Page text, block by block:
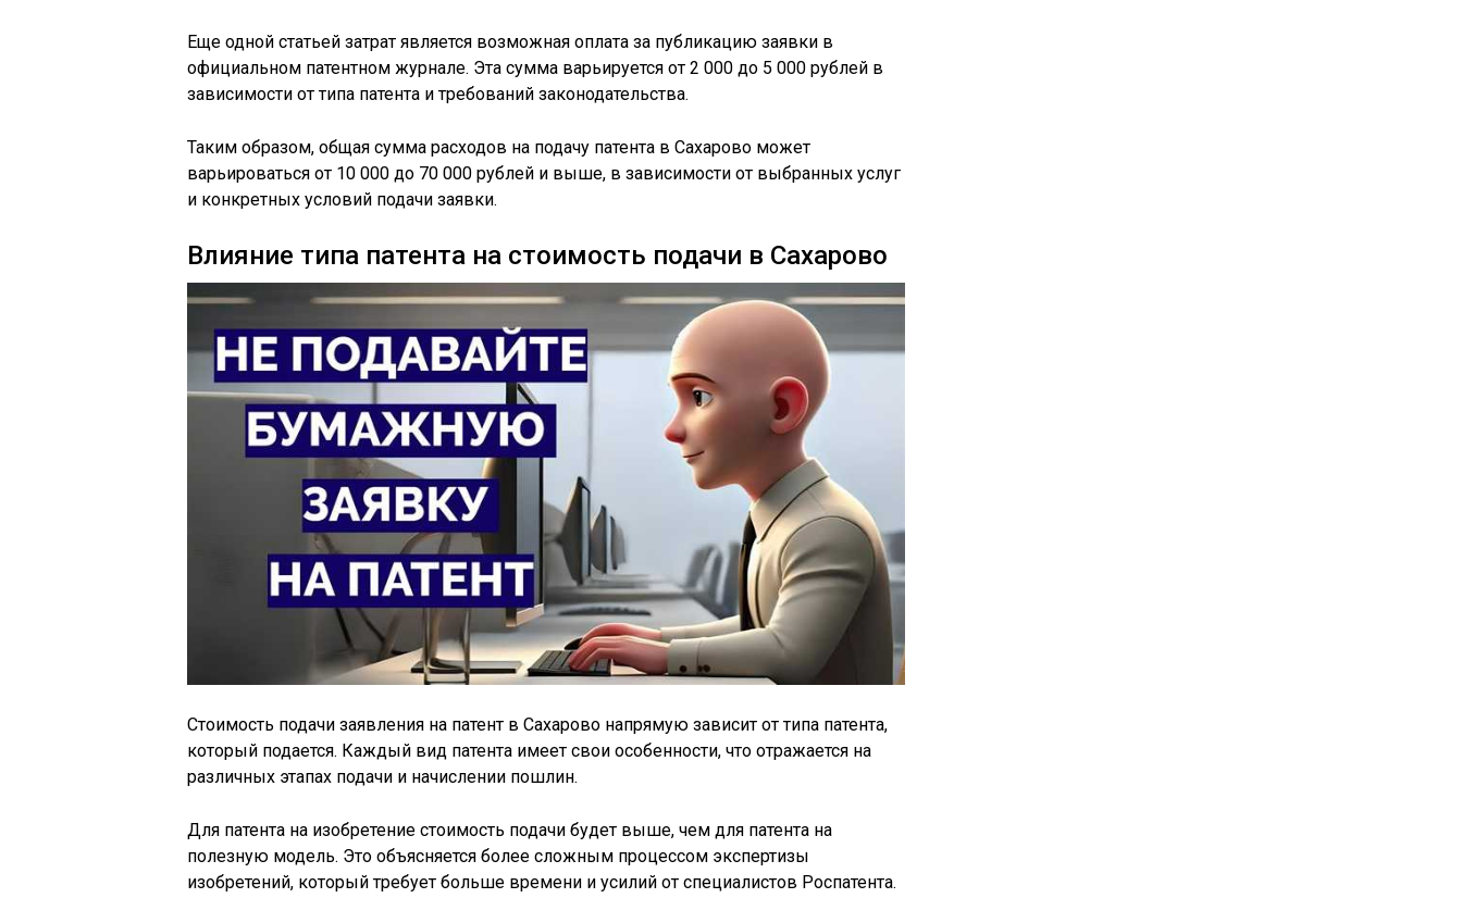
Еще одной статьей затрат является возможная оплата за публикацию заявки в
официальном патентном журнале. Эта сумма варьируется от 2 000 до 5 000 рублей в
зависимости от типа патента и требований законодательства.
Таким образом, общая сумма расходов на подачу патента в Сахарово может
варьироваться от 10 000 до 70 000 рублей и выше, в зависимости от выбранных услуг
и конкретных условий подачи заявки.
Влияние типа патента на стоимость подачи в Сахарово
Стоимость подачи заявления на патент в Сахарово напрямую зависит от типа патента,
который подается. Каждый вид патента имеет свои особенности, что отражается на
различных этапах подачи и начислении пошлин.
Для патента на изобретение стоимость подачи будет выше, чем для патента на
полезную модель. Это объясняется более сложным процессом экспертизы
изобретений, который требует больше времени и усилий от специалистов Роспатента.